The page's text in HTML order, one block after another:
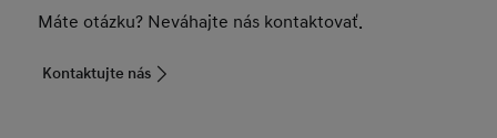
Máte otázku? Neváhajte nás kontaktovať.
Kontaktujte nás